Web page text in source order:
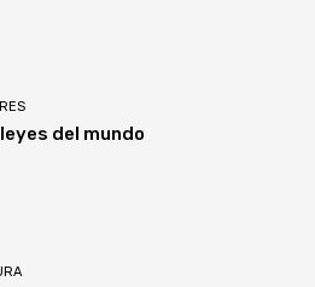
del mundo